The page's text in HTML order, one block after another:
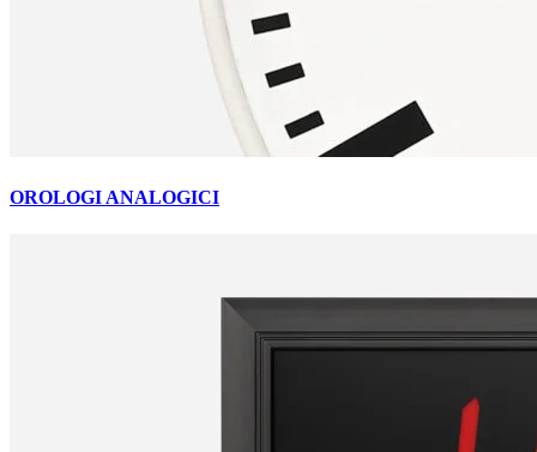
OROLOGI ANALOGICI